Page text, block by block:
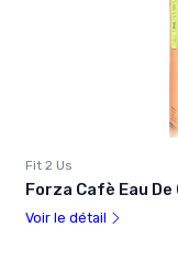
Fit 2 Us
Forza Cafè Eau
Voir le détail